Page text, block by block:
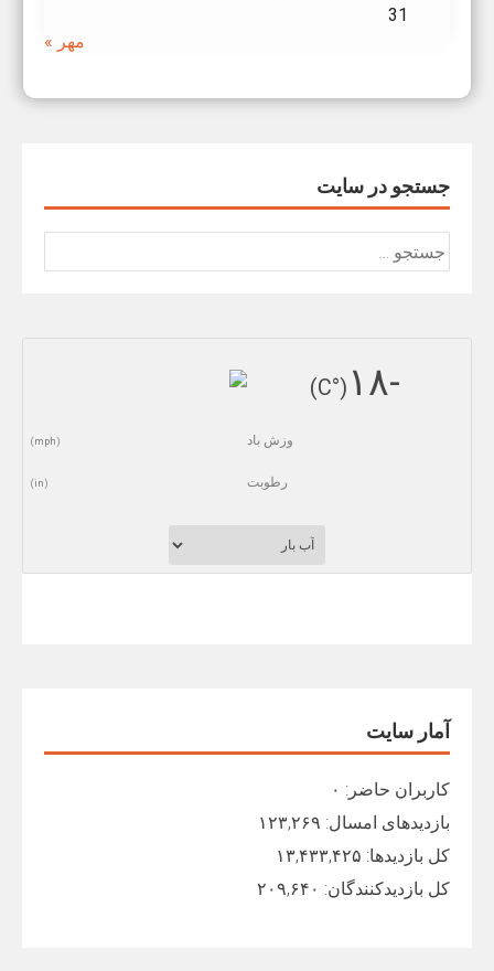
مهر »
31
جستجو در سایت
برای:
-١٨ (°C)
وزش باد (mph)
رطوبت (in)
آمار سایت
کاربران حاضر: ۰
بازدیدهای امسال: ۱۲۳,۲۶۹
کل بازدیدها: ۱۳,۴۳۳,۴۲۵
کل بازدیدکنند‌گان: ۲۰۹,۶۴۰